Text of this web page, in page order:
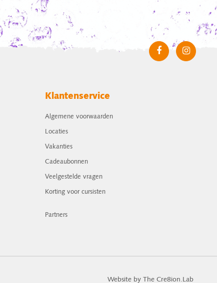
Klantenservice
Algemene voorwaarden
Locaties
Vakanties
Cadeaubonnen
Veelgestelde vragen
Korting voor cursisten
Partners
Website by The Cre8ion.Lab